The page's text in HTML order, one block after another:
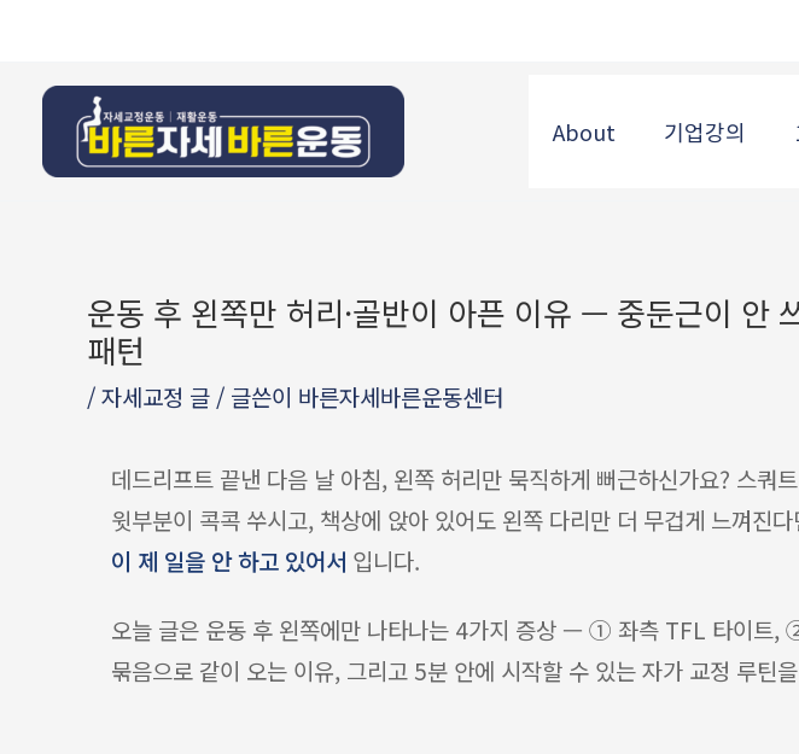
About 기업강의
운동 후 왼쪽만 허리·골반이 아픈 이유 — 중둔근이 안
패턴
/자세교정 글 / 글쓴이 바른자세바른운동센터
데드리프트 끝낸 다음 날 아침, 왼쪽 허리만 묵직하게 뻐근하신가요? 스쿼
윗부분이 콕콕 쑤시고, 책상에 앉아 있어도 왼쪽 다리만 더 무겁게 느껴진
이 제 일을 안 하고 있어서 입니다.
오늘 글은 운동 후 왼쪽에만 나타나는 4가지 증상 — ① 좌측 TFL 타이
묶음으로 같이 오는 이유, 그리고 5분 안에 시작할 수 있는 자가 교정 루틴